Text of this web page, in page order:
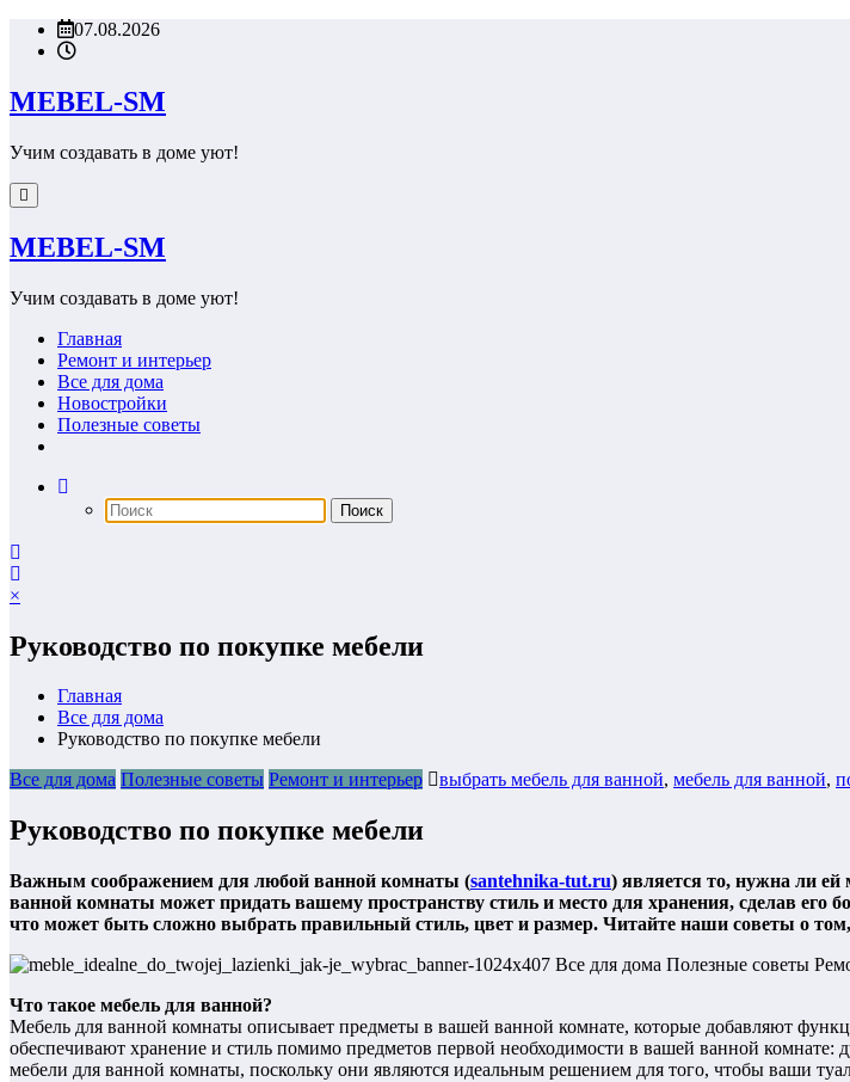
Перейти07.08.2026
MEBEL-SM
Учим создавать в доме уют!
MEBEL-SM
Учим создавать в доме уют!
Главная
Ремонт и интерьер
Все для дома
Новостройки
Полезные советы
×
Руководство по покупке мебели
Главная
Все для дома
Руководство по покупке мебели
Все для дома Полезные советы Ремонт и интерьер выбрать мебель для ванной, мебель для ванной,
Руководство по покупке мебели
Важным соображением для любой ванной комнаты (santehnika-tut.ru) является то, нужна ли ей
ванной комнаты может придать вашему пространству стиль и место для хранения, сделав
что может быть сложно выбрать правильный стиль, цвет и размер. Читайте наши советы о
Что такое мебель для ванной?
Мебель для ванной комнаты описывает предметы в вашей ванной комнате, которые добавляют
обеспечивают хранение и стиль помимо предметов первой необходимости в вашей ванной
мебели для ванной комнаты, поскольку они являются идеальным решением для того, чтобы ваши